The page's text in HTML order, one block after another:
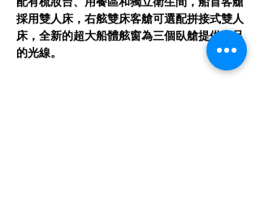
採用雙人床，右舷雙床客艙可選配拼接式雙人
床，全新的超大船體舷窗為三個臥艙提供充足
的光線。